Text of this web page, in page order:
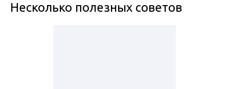
Несколько полезных советов